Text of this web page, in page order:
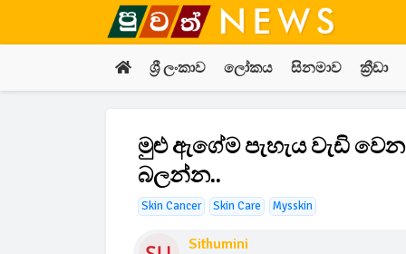
ශ්‍රී ලංකාව ලෝකය සිනමාව ක්‍රීඩා
මුළු ඇගේම පැහැය වැඩි
බලන්න..
Skin Cancer Skin Care Mysskin
Sithumini